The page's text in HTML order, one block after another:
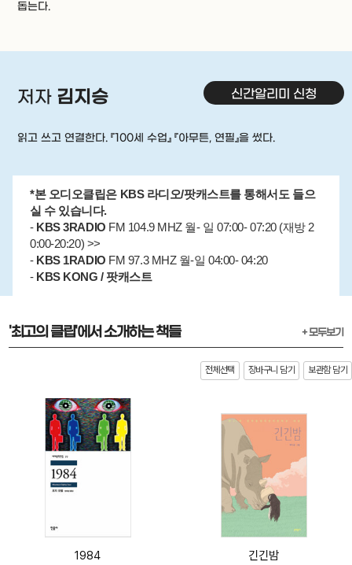
돕는다.
저자 김지승 신간알리미 신청
읽고 쓰고 연결한다. 『100세 수업』 『아무튼, 연필』을 썼다.
*본 오디오클립은 KBS 라디오/팟캐스트를 통해서도 들으
실 수 있습니다.
- KBS 3RADIO FM 104.9 MHZ 월- 일 07:00- 07:20 (재방 2
0:00-20:20) >>
- KBS 1RADIO FM 97.3 MHZ 월-일 04:00- 04:20
- KBS KONG / 팟캐스트
'최고의 클립'에서 소개하는 책들 + 모두보기
전체선택 장바구니 담기 보관함 담기
1984
긴긴밤